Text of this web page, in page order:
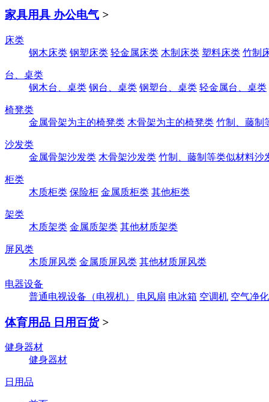
家具用具 办公电气 >
床类
钢木床类 钢塑床类 轻金属床类 木制床类 塑料床类 竹制
台、桌类
钢木台、桌类 钢台、桌类 钢塑台、桌类 轻金属台、桌类
椅凳类
金属骨架为主的椅凳类 木骨架为主的椅凳类 竹制、藤制
沙发类
金属骨架沙发类 木骨架沙发类 竹制、藤制等类似材料沙
柜类
木质柜类 保险柜 金属质柜类 其他柜类
架类
木质架类 金属质架类 其他材质架类
屏风类
木质屏风类 金属质屏风类 其他材质屏风类
电器设备
普通电视设备（电视机）
电风扇 电冰箱 空调机 空气净
体育用品 日用百货 >
健身器材
健身器材
日用品